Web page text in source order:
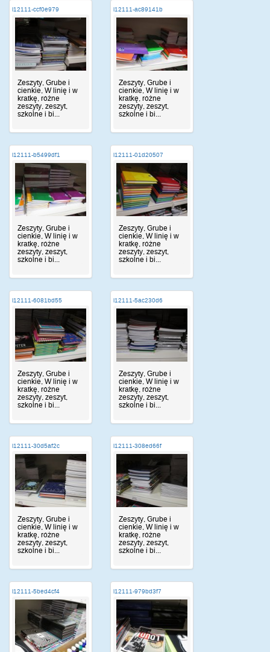
i12111-ccf0e979
Zeszyty, Grube i
cienkie, W linię i w
kratkę, różne
zeszyty, zeszyt,
szkolne i bi...
i12111-ac89141b
Zeszyty, Grube i
cienkie, W linię i w
kratkę, różne
zeszyty, zeszyt,
szkolne i bi...
i12111-b5499df1
Zeszyty, Grube i
cienkie, W linię i w
kratkę, różne
zeszyty, zeszyt,
szkolne i bi...
i12111-01d20507
Zeszyty, Grube i
cienkie, W linię i w
kratkę, różne
zeszyty, zeszyt,
szkolne i bi...
i12111-6081bd55
Zeszyty, Grube i
cienkie, W linię i w
kratkę, różne
zeszyty, zeszyt,
szkolne i bi...
i12111-5ac230d6
Zeszyty, Grube i
cienkie, W linię i w
kratkę, różne
zeszyty, zeszyt,
szkolne i bi...
i12111-30d5af2c
Zeszyty, Grube i
cienkie, W linię i w
kratkę, różne
zeszyty, zeszyt,
szkolne i bi...
i12111-308ed66f
Zeszyty, Grube i
cienkie, W linię i w
kratkę, różne
zeszyty, zeszyt,
szkolne i bi...
i12111-5bed4cf4 i12111-979bd3f7